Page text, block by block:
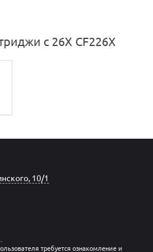
с 26X CF226X
10/1
требуется ознакомление и